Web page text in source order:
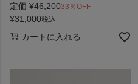
定価 ¥46,20033％OFF
¥31,000税込
カートに入れる